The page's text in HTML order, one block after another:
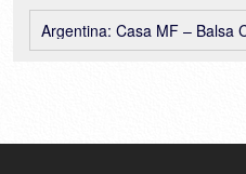
Argentina: Casa MF – Balsa